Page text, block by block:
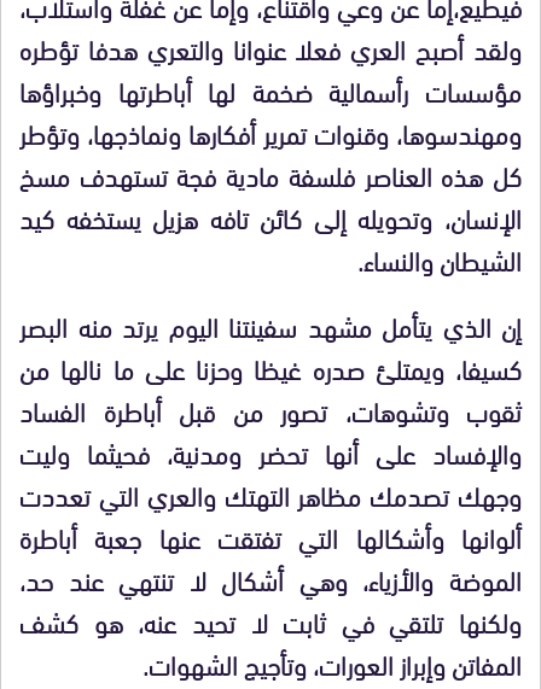
ولقد أصبح العري فعلا عنوانا والتعري هدفا تؤطره
مؤسسات رأسمالية ضخمة لها أباطرتها وخبراؤها
ومهندسوها، وقنوات تمرير أفكارها ونماذجها، وتؤطر
كل هذه العناصر فلسفة مادية فجة تستهدف مسخ
الإنسان، وتحويله إلى كائن تافه هزيل يستخفه كيد
الشيطان والنساء.
إن الذي يتأمل مشهد سفينتنا اليوم يرتد منه البصر
كسيفا، ويمتلئ صدره غيظا وحزنا على ما نالها من
ثقوب وتشوهات، تصور من قبل أباطرة الفساد
والإفساد على أنها تحضر ومدنية، فحيثما وليت
وجهك تصدمك مظاهر التهتك والعري التي تعددت
ألوانها وأشكالها التي تفتقت عنها جعبة أباطرة
الموضة والأزياء، وهي أشكال لا تنتهي عند حد،
ولكنها تلتقي في ثابت لا تحيد عنه، هو كشف
المفاتن وإبراز العورات، وتأجيج الشهوات.